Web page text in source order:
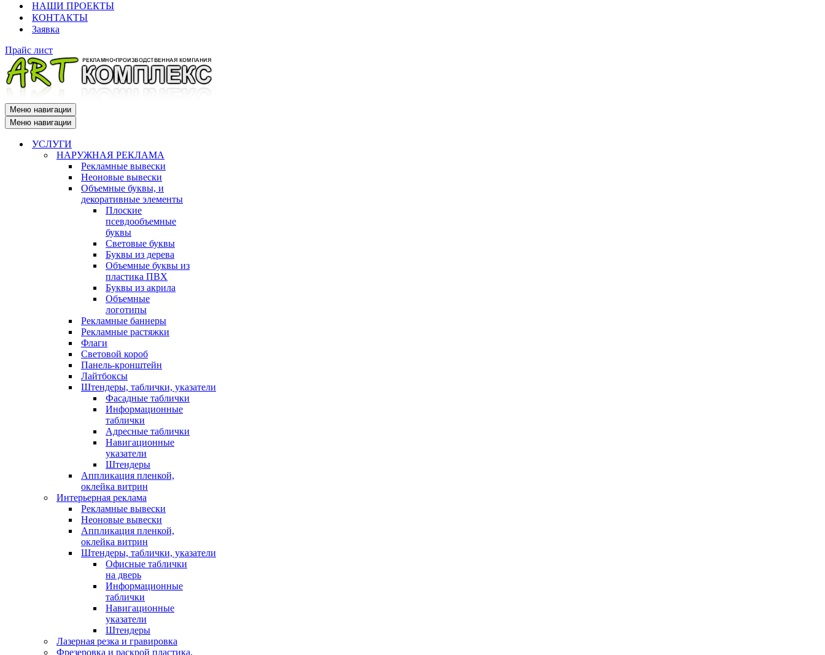
НАШИ ПРОЕКТЫ
КОНТАКТЫ
Заявка
Прайс лист
Меню навигации
Меню навигации
УСЛУГИ
НАРУЖНАЯ РЕКЛАМА
Рекламные вывески
Неоновые вывески
Объемные буквы, и
декоративные элементы
Плоские
псевдообъемные
буквы
Световые буквы
Буквы из дерева
Объемные буквы из
пластика ПВХ
Буквы из акрила
Объемные
логотипы
Рекламные баннеры
Рекламные растяжки
Флаги
Световой короб
Панель-кронштейн
Лайтбоксы
Штендеры, таблички, указатели
Фасадные таблички
Информационные
таблички
Адресные таблички
Навигационные
указатели
Штендеры
Аппликация пленкой,
оклейка витрин
Интерьерная реклама
Рекламные вывески
Неоновые вывески
Аппликация пленкой,
оклейка витрин
Штендеры, таблички, указатели
Офисные таблички
на дверь
Информационные
таблички
Навигационные
указатели
Штендеры
Лазерная резка и гравировка
Фрезеровка и раскрой пластика,